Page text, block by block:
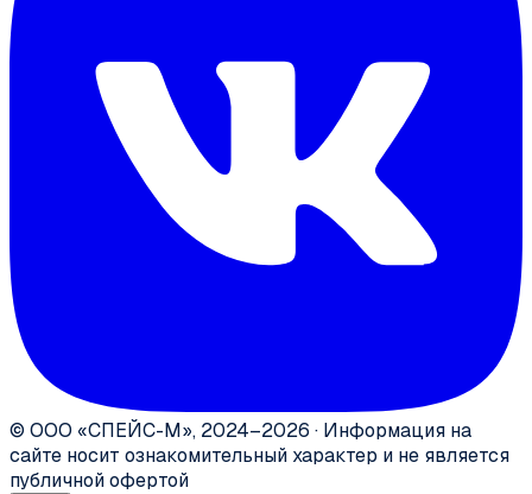
© ООО «СПЕЙС-М», 2024–2026 · Информация на
сайте носит ознакомительный характер и не является
публичной офертой